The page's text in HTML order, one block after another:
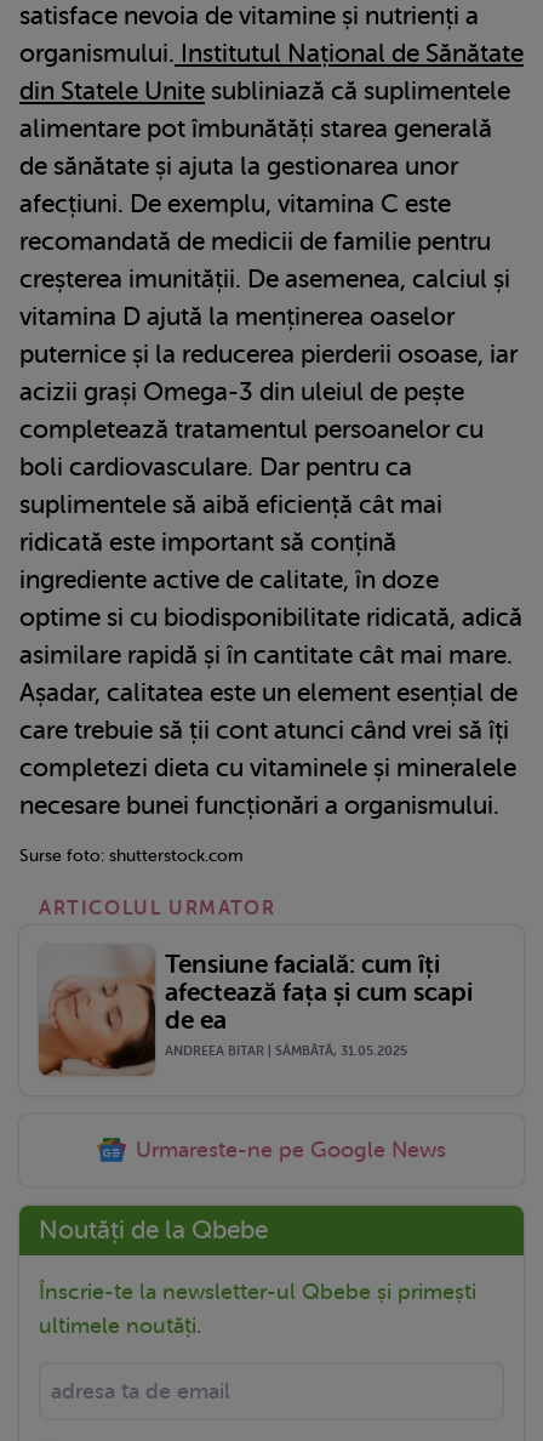
satisface nevoia de vitamine și nutrienți a
organismului. Institutul Național de Sănătate
din Statele Unite subliniază că suplimentele
alimentare pot îmbunătăți starea generală
de sănătate și ajuta la gestionarea unor
afecțiuni. De exemplu, vitamina C este
recomandată de medicii de familie pentru
creșterea imunității. De asemenea, calciul și
vitamina D ajută la menținerea oaselor
puternice și la reducerea pierderii osoase, iar
acizii grași Omega-3 din uleiul de pește
completează tratamentul persoanelor cu
boli cardiovasculare. Dar pentru ca
suplimentele să aibă eficiență cât mai
ridicată este important să conțină
ingrediente active de calitate, în doze
optime si cu biodisponibilitate ridicată, adică
asimilare rapidă și în cantitate cât mai mare.
Așadar, calitatea este un element esențial de
care trebuie să ții cont atunci când vrei să îți
completezi dieta cu vitaminele și mineralele
necesare bunei funcționări a organismului.
Surse foto: shutterstock.com
ARTICOLUL URMATOR
Tensiune facială: cum îți
afectează fața și cum scapi
de ea
ANDREEA BITAR | SÂMBĂTĂ, 31.05.2025
Urmareste-ne pe Google News
Noutăți de la Qbebe
Înscrie-te la newsletter-ul Qbebe și primești
ultimele noutăți.